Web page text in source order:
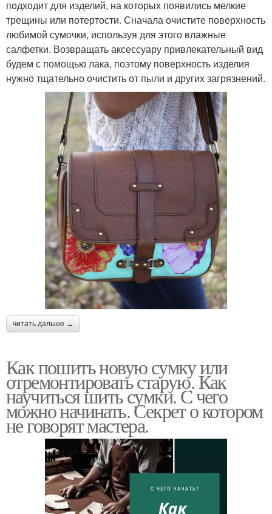
подходит для изделий, на которых появились мелкие
трещины или потертости. Сначала очистите поверхность
любимой сумочки, используя для этого влажные
салфетки. Возвращать аксессуару привлекательный вид
будем с помощью лака, поэтому поверхность изделия
нужно тщательно очистить от пыли и других загрязнений.
читать дальше →
Как пошить новую сумку или
отремонтировать старую. Как
научиться шить сумки. С чего
можно начинать. Секрет о котором
не говорят мастера.